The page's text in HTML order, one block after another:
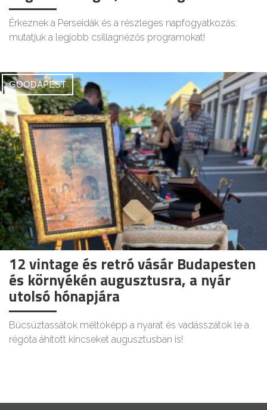
Érkeznek a Perseidák és a részleges napfogyatkozás:
mutatjuk a legjobb csillagnézős programokat!
GOODAPEST
12 vintage és retró vásár Budapesten
és környékén augusztusra, a nyár
utolsó hónapjára
Búcsúztassátok méltóképp a nyarat és vadásszátok le a
régóta áhított kincseket augusztusban is!